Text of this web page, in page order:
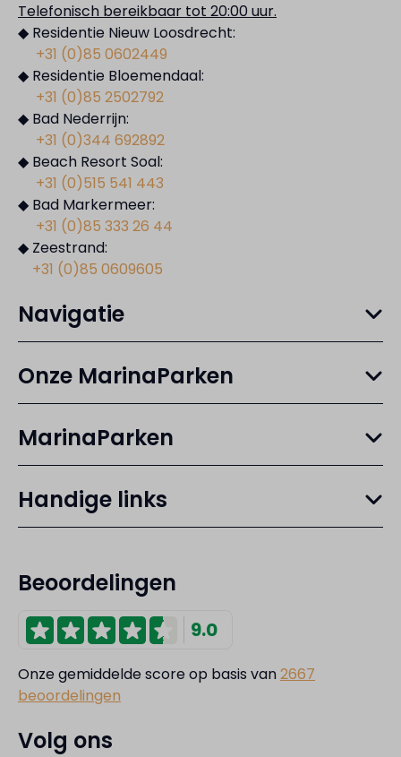
Telefonisch bereikbaar tot 20:00 uur.
◆ Residentie Nieuw Loosdrecht:
+31 (0)85 0602449
◆ Residentie Bloemendaal:
+31 (0)85 2502792
◆ Bad Nederrijn:
+31 (0)344 692892
◆ Beach Resort Soal:
+31 (0)515 541 443
◆ Bad Markermeer:
+31 (0)85 333 26 44
◆ Zeestrand:
+31 (0)85 0609605
Navigatie
Onze MarinaParken
MarinaParken
Handige links
Beoordelingen
9.0
Onze gemiddelde score op basis van2667
beoordelingen
Volg ons